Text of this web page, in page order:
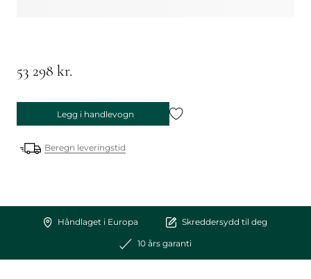
53 298 kr.
Legg i handlevogn
Beregn leveringstid
Håndlaget i Europa Skreddersydd til deg
10 års garanti